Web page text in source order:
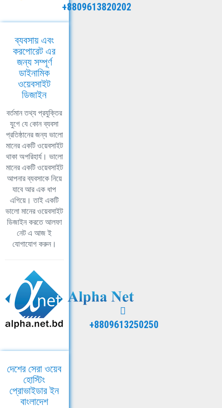
+8809613820202
ব্যবসায় এবং
করপোরেট এর
জন্য সম্পূর্ণ
ডাইনামিক
ওয়েবসাইট
ডিজাইন
বর্তমান তথ্য প্রযুক্তির
যুগে যে কোন ব্যবসা
প্রতিষ্ঠানের জন্য ভালো
মানের একটি ওয়েবসাইট
থাকা অপরিহার্য। ভালো
মানের একটি ওয়েবসাইট
আপনার ব্যবসাকে নিয়ে
যাবে আর এক ধাপ
এগিয়ে। তাই একটি
ভালো মানের ওয়েবসাইট
ডিজাইন করতে আলফা
নেট এ আজ ই
যোগাযোগ করুন।
+8809613250250
দেশের সেরা ওয়েব
হোস্টিং
প্রোভাইডার ইন
বাংলাদেশ